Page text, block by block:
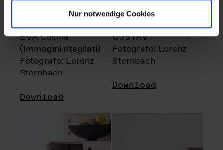
Nur notwendige Cookies
EVA Cucina
(Immagini ritagliati)
Fotografo: Lorenz
Sternbach
Download
GUSTAV
Fotografo: Lorenz
Sternbach
Download